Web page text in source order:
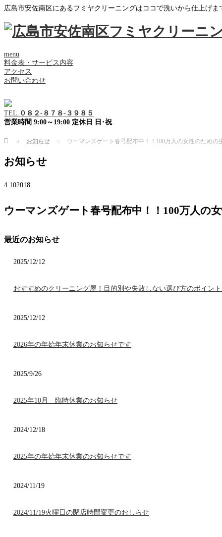
広島市安佐南区にあるフミヤクリーニングはココで洗いから仕上げま
menu
料金表・サービス内容
アクセス
お問い合わせ
TEL. ０８２-８７８-３９８５
営業時間 9:00～19:00 定休日 日･祝
Home お知らせ ウーマンズゲート春号配布中！！100万人の女性のため
お知らせ
4.102018
ウーマンズゲート春号配布中！！100万人の
最近のお知らせ
2025/12/12
おすすめのクリーニング屋！目的別や失敗しない選び方のポイン
2025/12/12
2026年の年始年末休業のお知らせです
2025/9/26
2025年10月 臨時休業のお知らせ
2024/12/18
2025年の年始年末休業のお知らせです
2024/11/19
2024/11/19火曜日の閉店時間変更のおしらせ